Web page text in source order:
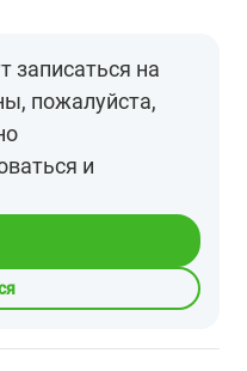
записаться на
пожалуйста,
и